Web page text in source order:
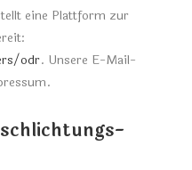
eine Plattform zur
odr. Unsere E-Mail-